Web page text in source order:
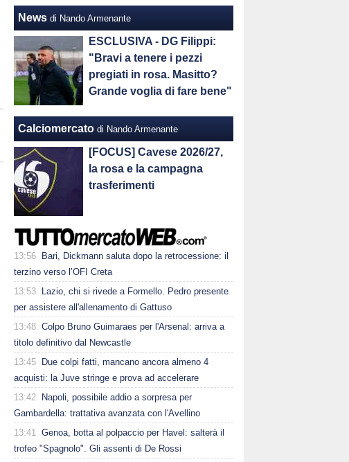
News di Nando Armenante
ESCLUSIVA - DG Filippi:
"Bravi a tenere i pezzi
pregiati in rosa. Masitto?
Grande voglia di fare bene"
Calciomercato di Nando Armenante
[FOCUS] Cavese 2026/27,
la rosa e la campagna
trasferimenti
13:56
Bari, Dickmann saluta dopo la retrocessione: il
terzino verso l’OFI Creta
13:53
Lazio, chi si rivede a Formello. Pedro presente
per assistere all'allenamento di Gattuso
13:48 Colpo Bruno Guimaraes per l'Arsenal: arriva a
titolo definitivo dal Newcastle
13:45
Due colpi fatti, mancano ancora almeno 4
acquisti: la Juve stringe e prova ad accelerare
13:42
Napoli, possibile addio a sorpresa per
Gambardella: trattativa avanzata con l'Avellino
13:41 Genoa, botta al polpaccio per Havel: salterà il
trofeo "Spagnolo". Gli assenti di De Rossi